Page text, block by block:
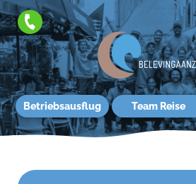
Betriebsausflug Team Reise